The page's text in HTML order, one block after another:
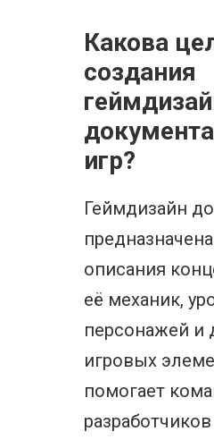
Какова
создания
игр?
Геймдизайн
описания
её механик,
персонажей и
игровых
помогает